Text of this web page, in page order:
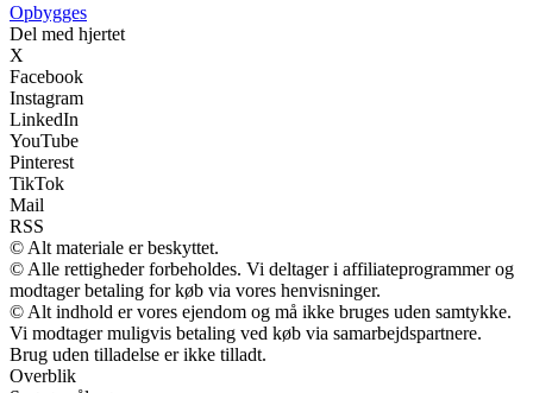
Opbygges
Del med hjertet
X
Facebook
Instagram
LinkedIn
YouTube
Pinterest
TikTok
Mail
RSS
© Alt materiale er beskyttet.
© Alle rettigheder forbeholdes. Vi deltager i affiliateprogrammer og
modtager betaling for køb via vores henvisninger.
© Alt indhold er vores ejendom og må ikke bruges uden samtykke.
Vi modtager muligvis betaling ved køb via samarbejdspartnere.
Brug uden tilladelse er ikke tilladt.
Overblik